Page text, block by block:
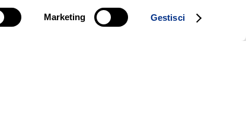
Marketing Gestisci